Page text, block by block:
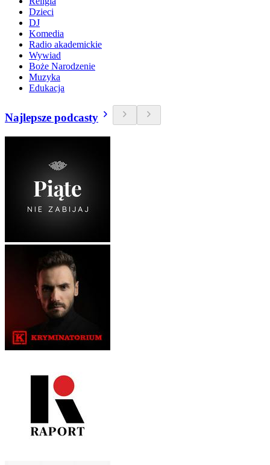
Dzieci
DJ
Komedia
Radio akademickie
Wywiad
Boże Narodzenie
Muzyka
Edukacja
Najlepsze podcasty